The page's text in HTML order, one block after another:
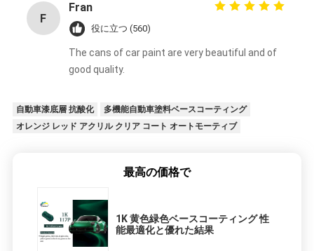
F
Fran
役に立つ (560)
The cans of car paint are very beautiful and of
good quality.
自動車漆底層 抗酸化
多機能自動車塗料ベースコーティング
オレンジ レッド アクリル クリア コート オートモーティブ
最高の価格で
1K 黄色緑色ベースコーティング 性
能最適化と優れた結果